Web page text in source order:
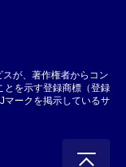
が、著作権者からコン
とを示す登録商標（登録
マークを掲示しているサ